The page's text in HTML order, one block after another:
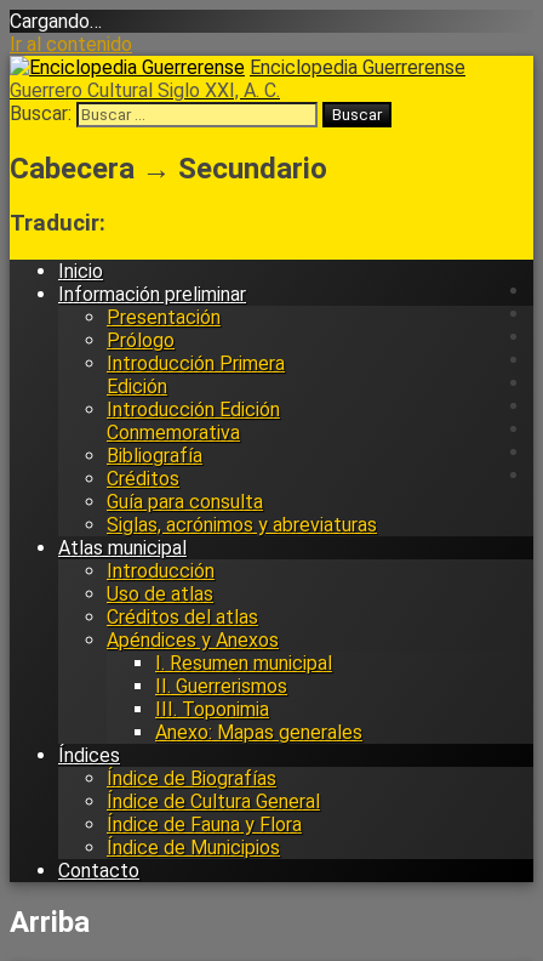
Cargando…
Ir al contenido
Enciclopedia Guerrerense
Guerrero Cultural Siglo XXI, A. C.
Buscar:
Cabecera → Secundario
Traducir:
Inicio
Información preliminar
Presentación
Prólogo
Introducción Primera
Edición
Introducción Edición
Conmemorativa
Bibliografía
Créditos
Guía para consulta
Siglas, acrónimos y abreviaturas
Atlas municipal
Introducción
Uso de atlas
Créditos del atlas
Apéndices y Anexos
I. Resumen municipal
II. Guerrerismos
III. Toponimia
Anexo: Mapas generales
Índices
Índice de Biografías
Índice de Cultura General
Índice de Fauna y Flora
Índice de Municipios
Contacto
Arriba